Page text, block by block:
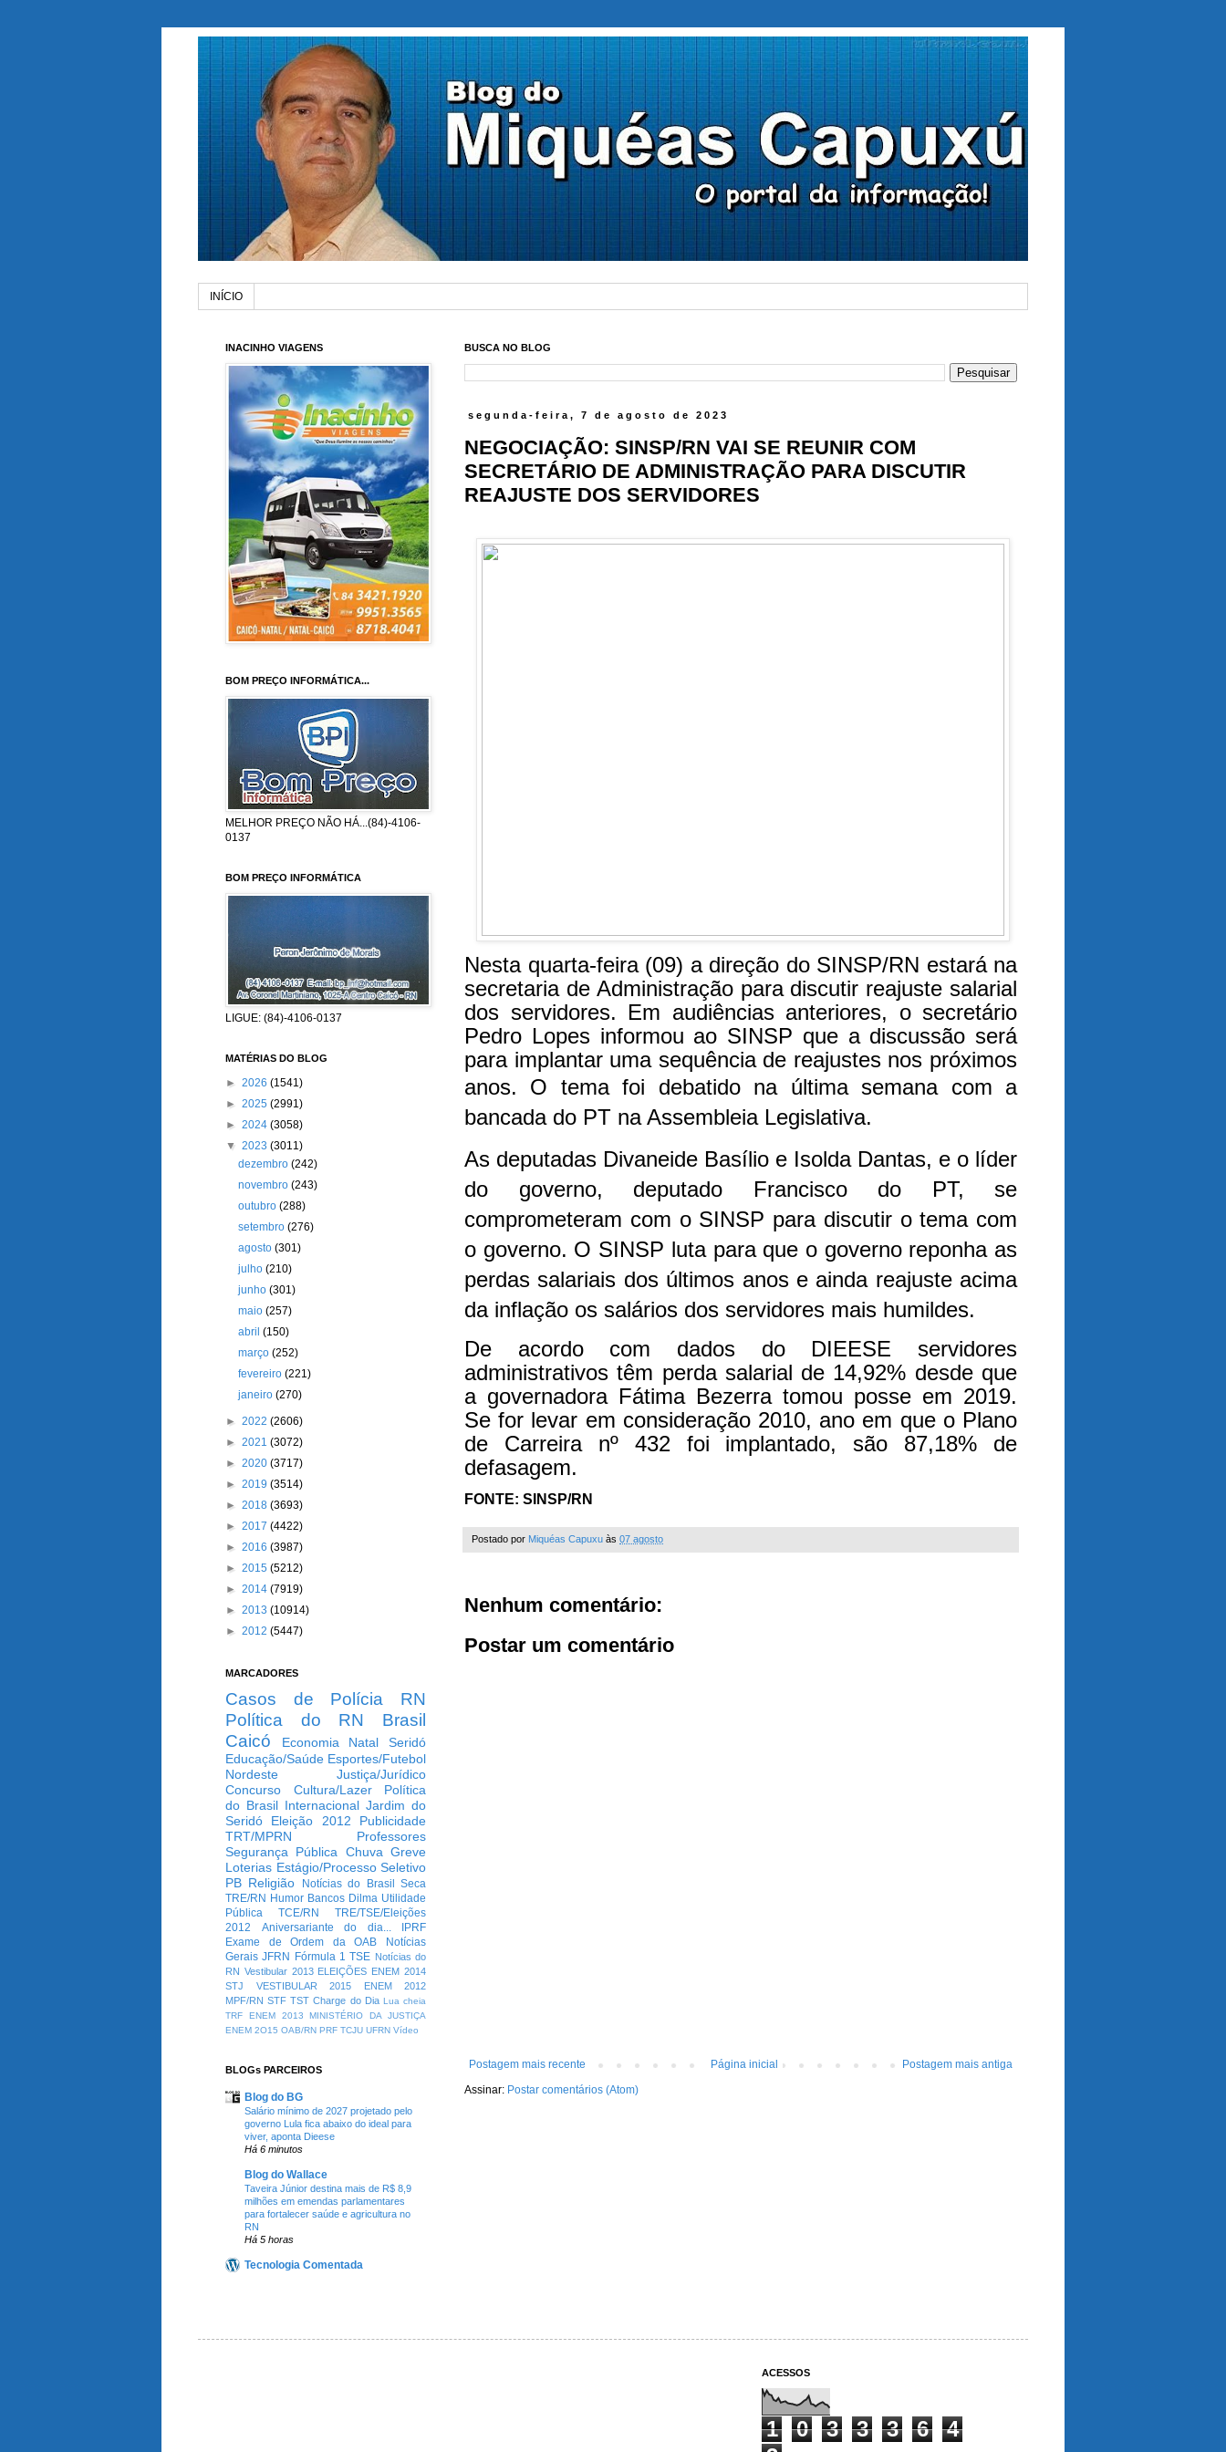
INÍCIO
BUSCA NO BLOG
segunda-feira, 7 de agosto de 2023
NEGOCIAÇÃO: SINSP/RN VAI SE REUNIR COM
SECRETÁRIO DE ADMINISTRAÇÃO PARA DISCUTIR
REAJUSTE DOS SERVIDORES
Nesta quarta-feira (09) a direção do SINSP/RN estará na
secretaria de Administração para discutir reajuste salarial
dos servidores. Em audiências anteriores, o secretário
Pedro Lopes informou ao SINSP que a discussão será
para implantar uma sequência de reajustes nos próximos
anos. O tema foi debatido na última semana com a
bancada do PT na Assembleia Legislativa.
As deputadas Divaneide Basílio e Isolda Dantas, e o líder
do governo, deputado Francisco do PT, se
comprometeram com o SINSP para discutir o tema com
o governo. O SINSP luta para que o governo reponha as
perdas salariais dos últimos anos e ainda reajuste acima
da inflação os salários dos servidores mais humildes.
De acordo com dados do DIEESE servidores
administrativos têm perda salarial de 14,92% desde que
a governadora Fátima Bezerra tomou posse em 2019.
Se for levar em consideração 2010, ano em que o Plano
de Carreira nº 432 foi implantado, são 87,18% de
defasagem.
FONTE: SINSP/RN
Postado por Miquéas Capuxu às 07 agosto
Nenhum comentário:
Postar um comentário
Postagem mais recente Postagem mais antiga
Página inicial
Assinar: Postar comentários (Atom)
INACINHO VIAGENS
BOM PREÇO INFORMÁTICA...
MELHOR PREÇO NÃO HÁ...(84)-4106-
0137
BOM PREÇO INFORMÁTICA
LIGUE: (84)-4106-0137
MATÉRIAS DO BLOG
► 2026 (1541)
► 2025 (2991)
► 2024 (3058)
▼ 2023 (3011)
dezembro(242)
novembro(243)
outubro(288)
setembro(276)
agosto(301)
julho(210)
junho(301)
maio(257)
abril(150)
março(252)
fevereiro(221)
janeiro(270)
► 2022 (2606)
► 2021 (3072)
► 2020 (3717)
► 2019 (3514)
► 2018 (3693)
► 2017 (4422)
► 2016 (3987)
► 2015 (5212)
► 2014 (7919)
► 2013 (10914)
► 2012 (5447)
MARCADORES
Casos de Polícia
RN
Política do RN
Brasil
Caicó
Economia Natal
Seridó
Educação/Saúde Esportes/Futebol
Nordeste
Justiça/Jurídico
Concurso
Cultura/Lazer
Política
do Brasil Internacional Jardim do
Seridó
Eleição 2012
Publicidade
TRT/MPRN
Professores
Segurança Pública Chuva Greve
Loterias Estágio/Processo Seletivo
PB Religião Notícias do Brasil
Seca
TRE/RN Humor Bancos Dilma Utilidade
Pública
TCE/RN
TRE/TSE/Eleições
2012
Aniversariante do dia...
IPRF
Exame de Ordem da OAB
Notícias
Gerais JFRN Fórmula 1 TSE Notícias do
RN Vestibular 2013 ELEIÇÕES ENEM 2014
STJ
VESTIBULAR 2015
ENEM 2012
MPF/RN STF TST Charge do Dia Lua cheia
TRF
ENEM 2013
MINISTÉRIO DA JUSTIÇA
ENEM 2O15 OAB/RN PRF TCJU UFRN Vídeo
BLOGs PARCEIROS
Blog do BG
Salário mínimo de 2027 projetado pelo
governo Lula fica abaixo do ideal para
viver, aponta Dieese
Há 6 minutos
Blog do Wallace
Taveira Júnior destina mais de R$ 8,9
milhões em emendas parlamentares
para fortalecer saúde e agricultura no
RN
Há 5 horas
Tecnologia Comentada
ACESSOS
1 0 3 3 3 6
4